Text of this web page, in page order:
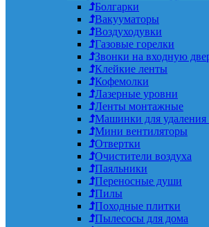
Болгарки
Вакууматоры
Воздуходувки
Газовые горелки
Звонки на входную
Клейкие ленты
Кофемолки
Лазерные уровни
Ленты монтажные
Машинки для удаления
Мини вентиляторы
Отвертки
Очистители воздуха
Паяльники
Переносные души
Пилы
Походные плитки
Пылесосы для дома